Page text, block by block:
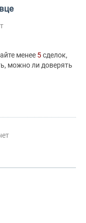
менее 5сделок,
можно ли доверять